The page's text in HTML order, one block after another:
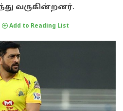
வருகின்றனர்.
Add to Reading List